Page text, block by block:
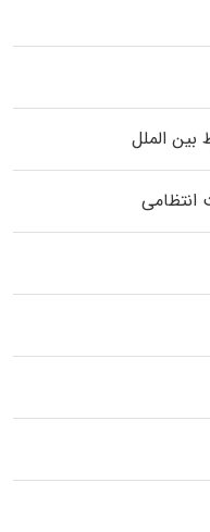
الملل
انتظامی